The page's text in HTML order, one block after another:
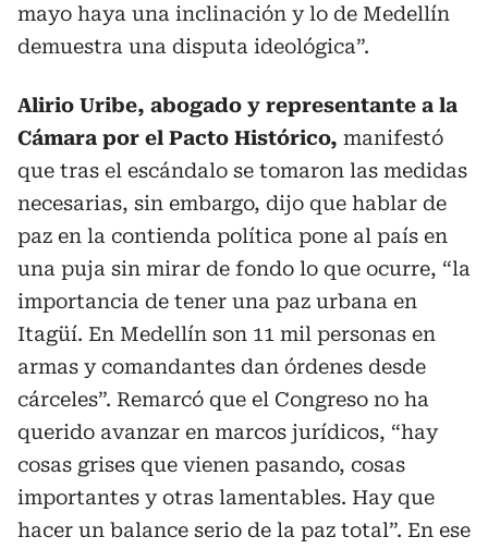
mayo haya una inclinación y lo de Medellín
demuestra una disputa ideológica”.
Alirio Uribe, abogado y representante a la
Cámara por el Pacto Histórico, manifestó
que tras el escándalo se tomaron las medidas
necesarias, sin embargo, dijo que hablar de
paz en la contienda política pone al país en
una puja sin mirar de fondo lo que ocurre, “la
importancia de tener una paz urbana en
Itagüí. En Medellín son 11 mil personas en
armas y comandantes dan órdenes desde
cárceles”. Remarcó que el Congreso no ha
querido avanzar en marcos jurídicos, “hay
cosas grises que vienen pasando, cosas
importantes y otras lamentables. Hay que
hacer un balance serio de la paz total”. En ese